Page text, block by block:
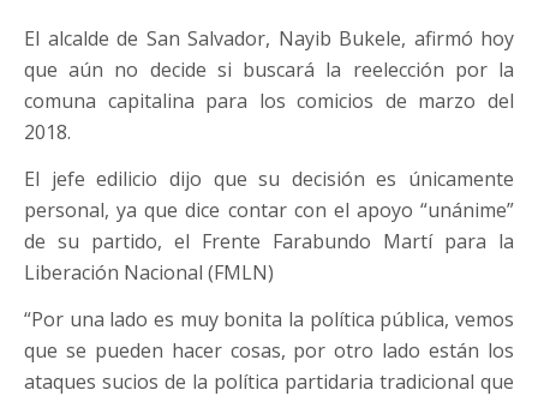
El alcalde de San Salvador, Nayib Bukele, afirmó hoy
que aún no decide si buscará la reelección por la
comuna capitalina para los comicios de marzo del
2018.
El jefe edilicio dijo que su decisión es únicamente
personal, ya que dice contar con el apoyo “unánime”
de su partido, el Frente Farabundo Martí para la
Liberación Nacional (FMLN)
“Por una lado es muy bonita la política pública, vemos
que se pueden hacer cosas, por otro lado están los
ataques sucios de la política partidaria tradicional que